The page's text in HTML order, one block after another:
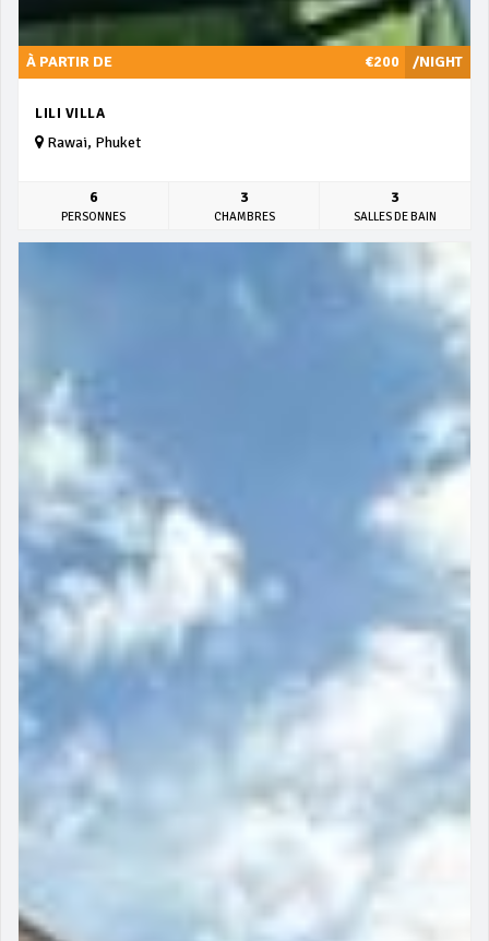
/NIGHT
À PARTIR DE €200
LILI VILLA
Rawai, Phuket
6
PERSONNES
3
CHAMBRES
3
SALLES DE BAIN